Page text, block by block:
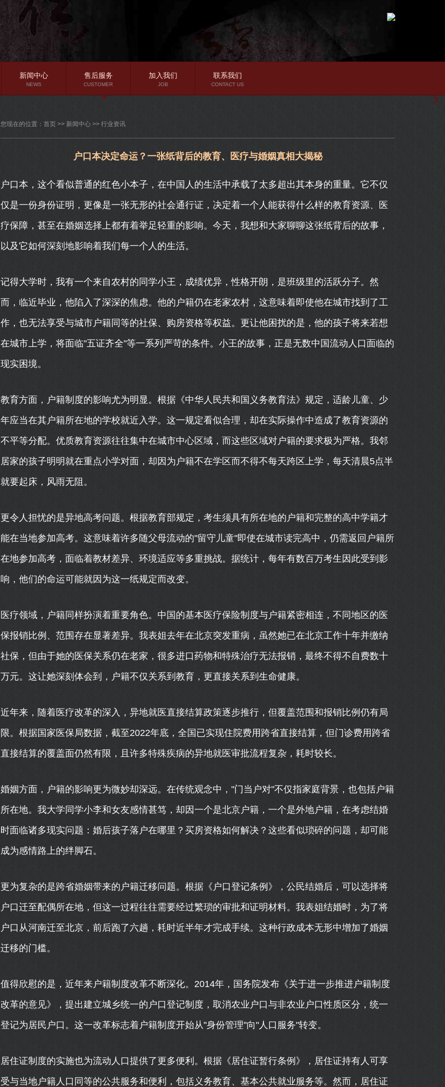
行业资讯
常见问题
新闻中心
NEWS
售后服务
CUSTOMER
加入我们
JOB
联系我们
CONTACT US
您现在的位置： 首页 >> 新闻中心 >> 行业资讯
户口本决定命运？一张纸背后的教育、医疗与婚姻真相大揭秘
户口本，这个看似普通的红色小本子，在中国人的生活中承载了太多超出其本身的重量。它不仅
仅是一份身份证明，更像是一张无形的社会通行证，决定着一个人能获得什么样的教育资源、医
疗保障，甚至在婚姻选择上都有着举足轻重的影响。今天，我想和大家聊聊这张纸背后的故事，
以及它如何深刻地影响着我们每一个人的生活。
记得大学时，我有一个来自农村的同学小王，成绩优异，性格开朗，是班级里的活跃分子。然
而，临近毕业，他陷入了深深的焦虑。他的户籍仍在老家农村，这意味着即使他在城市找到了工
作，也无法享受与城市户籍同等的社保、购房资格等权益。更让他困扰的是，他的孩子将来若想
在城市上学，将面临"五证齐全"等一系列严苛的条件。小王的故事，正是无数中国流动人口面临的
现实困境。
教育方面，户籍制度的影响尤为明显。根据《中华人民共和国义务教育法》规定，适龄儿童、少
年应当在其户籍所在地的学校就近入学。这一规定看似合理，却在实际操作中造成了教育资源的
不平等分配。优质教育资源往往集中在城市中心区域，而这些区域对户籍的要求极为严格。我邻
居家的孩子明明就在重点小学对面，却因为户籍不在学区而不得不每天跨区上学，每天清晨5点半
就要起床，风雨无阻。
更令人担忧的是异地高考问题。根据教育部规定，考生须具有所在地的户籍和完整的高中学籍才
能在当地参加高考。这意味着许多随父母流动的"留守儿童"即使在城市读完高中，仍需返回户籍所
在地参加高考，面临着教材差异、环境适应等多重挑战。据统计，每年有数百万考生因此受到影
响，他们的命运可能就因为这一纸规定而改变。
医疗领域，户籍同样扮演着重要角色。中国的基本医疗保险制度与户籍紧密相连，不同地区的医
保报销比例、范围存在显著差异。我表姐去年在北京突发重病，虽然她已在北京工作十年并缴纳
社保，但由于她的医保关系仍在老家，很多进口药物和特殊治疗无法报销，最终不得不自费数十
万元。这让她深刻体会到，户籍不仅关系到教育，更直接关系到生命健康。
近年来，随着医疗改革的深入，异地就医直接结算政策逐步推行，但覆盖范围和报销比例仍有局
限。根据国家医保局数据，截至2022年底，全国已实现住院费用跨省直接结算，但门诊费用跨省
直接结算的覆盖面仍然有限，且许多特殊疾病的异地就医审批流程复杂，耗时较长。
婚姻方面，户籍的影响更为微妙却深远。在传统观念中，"门当户对"不仅指家庭背景，也包括户籍
所在地。我大学同学小李和女友感情甚笃，却因一个是北京户籍，一个是外地户籍，在考虑结婚
时面临诸多现实问题：婚后孩子落户在哪里？买房资格如何解决？这些看似琐碎的问题，却可能
成为感情路上的绊脚石。
更为复杂的是跨省婚姻带来的户籍迁移问题。根据《户口登记条例》，公民结婚后，可以选择将
户口迁至配偶所在地，但这一过程往往需要经过繁琐的审批和证明材料。我表姐结婚时，为了将
户口从河南迁至北京，前后跑了六趟，耗时近半年才完成手续。这种行政成本无形中增加了婚姻
迁移的门槛。
值得欣慰的是，近年来户籍制度改革不断深化。2014年，国务院发布《关于进一步推进户籍制度
改革的意见》，提出建立城乡统一的户口登记制度，取消农业户口与非农业户口性质区分，统一
登记为居民户口。这一改革标志着户籍制度开始从"身份管理"向"人口服务"转变。
居住证制度的实施也为流动人口提供了更多便利。根据《居住证暂行条例》，居住证持有人可享
受与当地户籍人口同等的公共服务和便利，包括义务教育、基本公共就业服务等。然而，居住证